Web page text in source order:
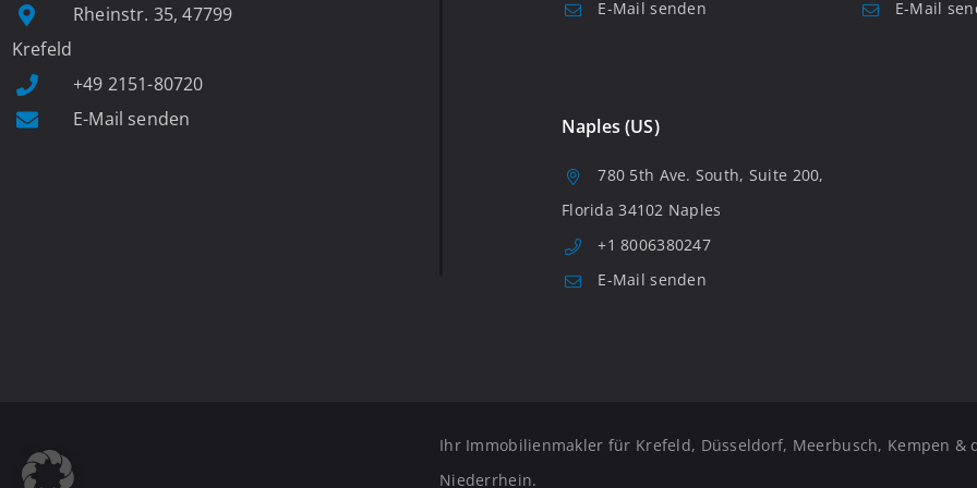
Rheinstr. 35, 47799
Krefeld
+49 2151-80720
E-Mail senden
E-Mail senden E-Mail
Naples (US)
780 5th Ave. South, Suite 200,
Florida 34102 Naples
+1 8006380247
E-Mail senden
Ihr Immobilienmakler für Krefeld, Düsseldorf, Meerbusch, Kempen &
Niederrhein.